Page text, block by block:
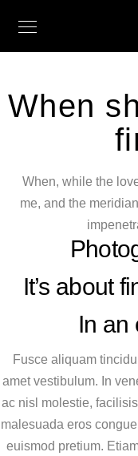
When
When, while the
me, and the
It’s about
In an
Fusce aliquam
amet vestibulum. In
ac nisl molestie,
malesuada eros
euismod pretium.